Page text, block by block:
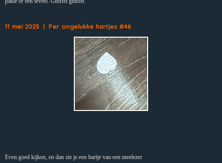
11 mei 2025 | Per ongelukke hartjes #46
Even goed kijken, en dan zie je een hartje van een meelezer